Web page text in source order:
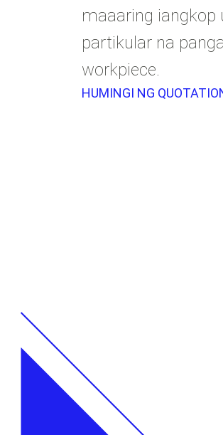
maaaring iangkop
partikular na
workpiece.
HUMINGI NG